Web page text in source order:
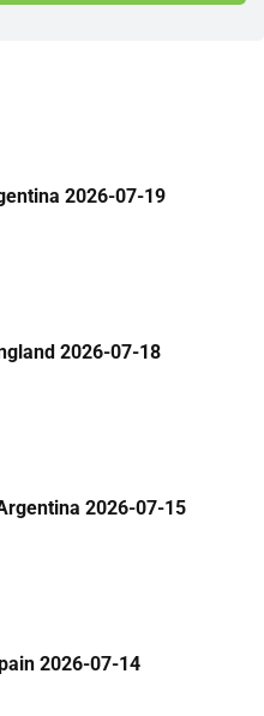
2026-07-19
2026-07-18
2026-07-15
2026-07-14